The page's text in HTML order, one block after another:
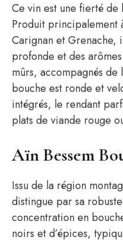
Ce vin est une fierté de
Produit principalement
Carignan et
profonde et des
mûrs, accompagnés de
bouche est ronde et
intégrés, le rendant
plats de viande rouge
Aïn Bessem
Issu de la région
distingue par sa
concentration en
noirs et d’épices,